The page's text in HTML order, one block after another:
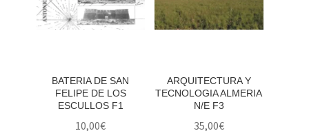
BATERIA DE SAN
FELIPE DE LOS
ESCULLOS F1
10,00€
ARQUITECTURA Y
TECNOLOGIA ALMERIA
N/E F3
35,00€